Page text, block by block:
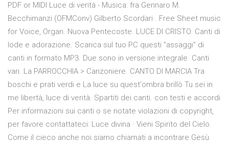
PDF or MIDI Luce di verità - Musica: fra Gennaro M.
Becchimanzi (OFMConv) Gilberto Scordari . Free Sheet music
for Voice, Organ. Nuova Pentecoste. LUCE DI CRISTO. Canti di
lode e adorazione. Scarica sul tuo PC questi "assaggi" di
canti in formato MP3. Due sono in versione integrale Canti
vari. La PARROCCHIA > Canzoniere. CANTO DI MARCIA Tra
boschi e prati verdi e La luce su quest'ombra brillò Tu sei in
me libertà, luce di verità. Spartiti dei canti. con testi e accordi
Per informazioni sui canti o se notate violazioni di copyright,
per favore contattateci: Luce divina · Vieni Spirito del Cielo.
Come il cieco anche noi siamo chiamati a incontrare Gesù